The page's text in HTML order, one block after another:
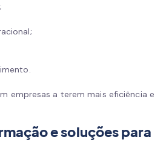
empresas a terem mais eficiência e
e soluções para